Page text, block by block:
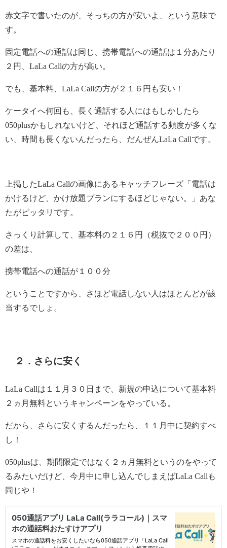
赤文字で書いたのが、そっちの方が安いよ、という意味で
す。
固定電話への通話は同じ、携帯電話への通話は１分あたり
２円、LaLa Callの方が高い。
でも、基本料、LaLa Callの方が２１６円も安い！
ケータイへ何回も、長く通話する人にはもしかしたら
050plusかもしれないけど、それほど通話する頻度が多くな
い、時間も長くないんだったら、だんぜんLaLa Callです。
上掲したLaLa Callの画像にあるキャッチフレーズ「電話は
かけるけど、かけ放題プランにするほどじゃない。」あな
たがピッタリです。
さっくり計算して、基本料の２１６円（税抜で２００円）
の差は、
携帯電話への通話が１００分
ということですから、さほど電話しない人はほとんどが該
当するでしょ。
２．さらに安く
LaLa Callは１１月３０日まで、新規の申込について基本料
２ヵ月無料というキャンペーンをやっている。
だから、さらに安くするんだったら、１１月中に契約すべ
し！
050plusは、期間限定ではなく２ヵ月無料というのをやって
るみたいだけど、今月中に申し込んでしまえばLaLa Callも
同じや！